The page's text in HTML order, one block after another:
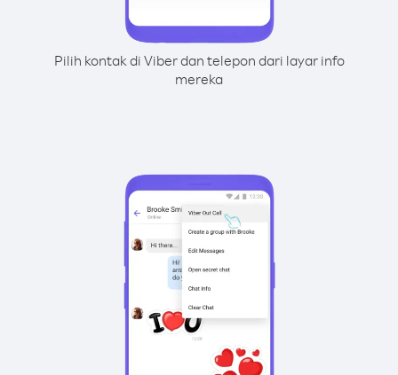
Pilih kontak di Viber dan telepon dari layar info
mereka